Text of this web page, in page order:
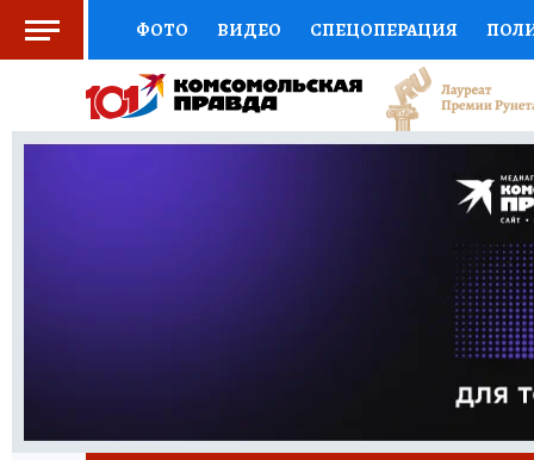
ФОТО ВИДЕО СПЕЦОПЕРАЦИЯ
СОЦПОДДЕРЖКА НАУКА СПОРТ
ВЫБОР ЭКСПЕРТОВ ДОКТОР
ПРОГНОЗЫ НА СПОРТ
НОВОЕ